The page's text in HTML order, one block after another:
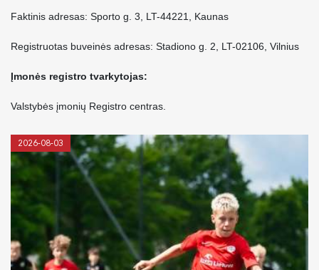
Faktinis adresas: Sporto g. 3, LT-44221, Kaunas
Registruotas buveinės adresas: Stadiono g. 2, LT-02106, Vilnius
Įmonės registro tvarkytojas:
Valstybės įmonių Registro centras.
2026-08-03